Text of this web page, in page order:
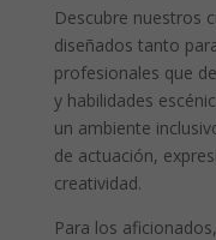
Descubre nuestros
diseñados tanto
profesionales que
y habilidades
un ambiente
de actuación,
creatividad.
Para los